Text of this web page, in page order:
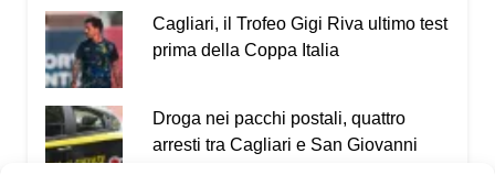
Cagliari, il Trofeo Gigi Riva ultimo test
prima della Coppa Italia
Droga nei pacchi postali, quattro
arresti tra Cagliari e San Giovanni